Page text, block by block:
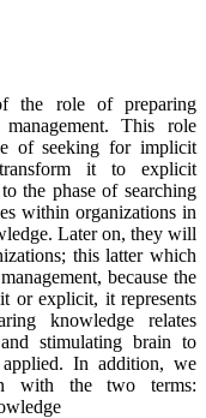
the role of preparing
This role
of seeking for implicit
it to explicit
the phase of searching
within organizations in
Later on, they will
this latter which
because the
or explicit, it represents
knowledge relates
stimulating brain to
In addition, we
with the two terms: